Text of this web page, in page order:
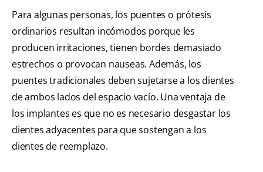
Para algunas personas, los puentes o prótesis
ordinarios resultan incómodos porque les
producen irritaciones, tienen bordes demasiado
estrechos o provocan nauseas. Además, los
puentes tradicionales deben sujetarse a los dientes
de ambos lados del espacio vacío. Una ventaja de
los implantes es que no es necesario desgastar los
dientes adyacentes para que sostengan a los
dientes de reemplazo.